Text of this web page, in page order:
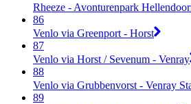
Rheeze - Avonturenpark
86
Venlo via Greenport - Horst
87
Venlo via Horst / Sevenum - Venray
88
Venlo via Grubbenvorst - Venray
89